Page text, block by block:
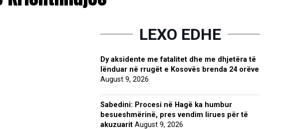
LEXO EDHE
Dy aksidente me fatalitet dhe me dhjetëra të
lënduar në rrugët e Kosovës brenda 24 orëve
August 9, 2026
Sabedini: Procesi në Hagë ka humbur
besueshmërinë, pres vendim lirues për të
akuzuarit August 9, 2026